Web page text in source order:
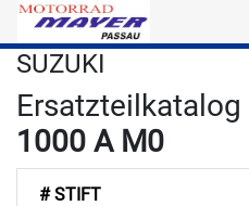
Skip to main content
SUZUKI
Ersatzteilkatalog
1000 A M0
# STIFT